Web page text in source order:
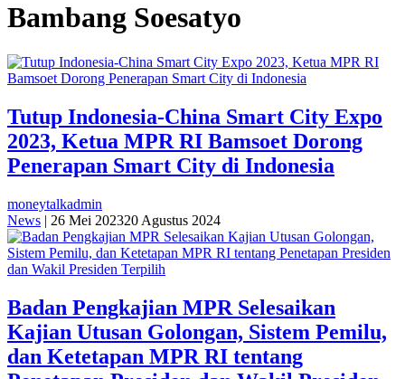
Bambang Soesatyo
Tutup Indonesia-China Smart City Expo
2023, Ketua MPR RI Bamsoet Dorong
Penerapan Smart City di Indonesia
moneytalkadmin
News | 26 Mei 202320 Agustus 2024
Badan Pengkajian MPR Selesaikan
Kajian Utusan Golongan, Sistem Pemilu,
dan Ketetapan MPR RI tentang